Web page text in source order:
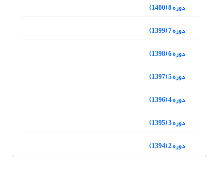
دوره 8 (1400)
دوره 7 (1399)
دوره 6 (1398)
دوره 5 (1397)
دوره 4 (1396)
دوره 3 (1395)
دوره 2 (1394)